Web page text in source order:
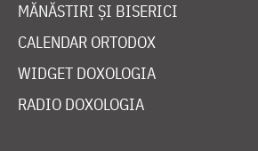
MĂNĂSTIRI ȘI BISERICI
CALENDAR ORTODOX
WIDGET DOXOLOGIA
RADIO DOXOLOGIA